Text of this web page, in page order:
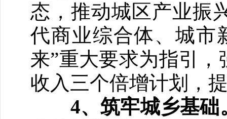
态，推动城区产业振
代商业综合体、城市
来”重大要求为指引
收入三个倍增计划，
4、筑牢城乡基础